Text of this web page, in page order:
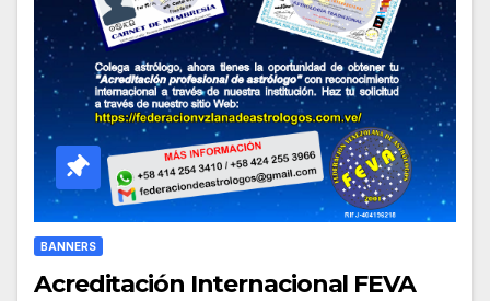
BANNERS
Acreditación Internacional FEVA